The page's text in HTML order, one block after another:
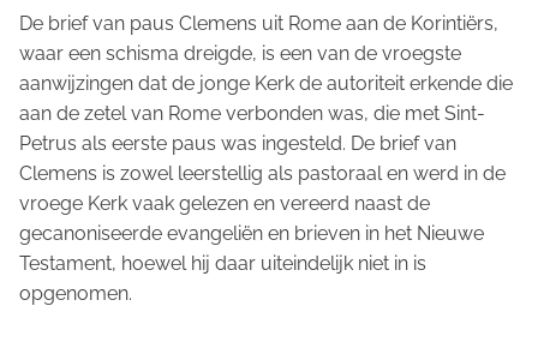
De brief van paus Clemens uit Rome aan de Korintiërs,
waar een schisma dreigde, is een van de vroegste
aanwijzingen dat de jonge Kerk de autoriteit erkende die
aan de zetel van Rome verbonden was, die met Sint-
Petrus als eerste paus was ingesteld. De brief van
Clemens is zowel leerstellig als pastoraal en werd in de
vroege Kerk vaak gelezen en vereerd naast de
gecanoniseerde evangeliën en brieven in het Nieuwe
Testament, hoewel hij daar uiteindelijk niet in is
opgenomen.